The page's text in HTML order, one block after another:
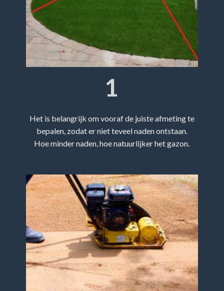
1
Het is belangrijk om vooraf de juiste afmeting te
bepalen, zodat er niet teveel naden ontstaan.
Hoe minder naden, hoe natuurlijker het gazon.